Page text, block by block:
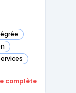
complète